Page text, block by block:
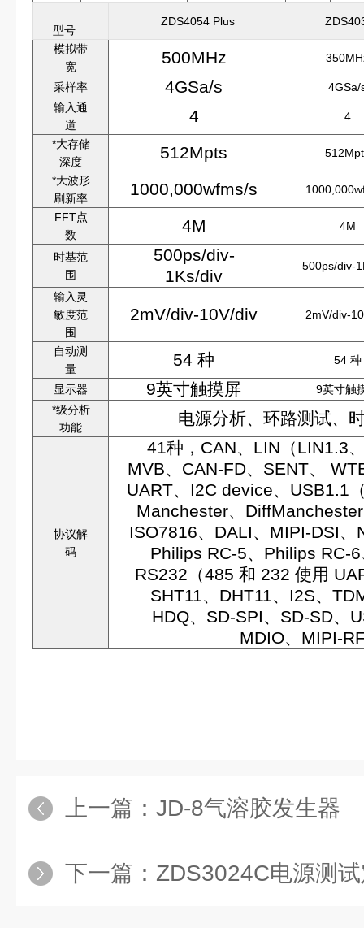
型号
ZDS4054 Plus
模拟带
宽
500MHz
采样率 4GSa/s
4GSa/
输入通
道
4 4
*大存储
深度
512Mpts
*大波形
刷新率
1000,000wfms/s
FFT点
数
4M 4M
时基范
围
500ps/div-
1Ks/div
500ps/div-
输入灵
敏度范
围
2mV/div-10V/div 2mV/div-
自动测
量
54 种 54 种
显示器 9英寸触摸屏
9英寸触
*级分析
功能
电源分析、环路测试、
协议解
码
41种，CAN、LIN（LIN1.3
MVB、CAN-FD、SENT、
UART、I2C device、USB1.1
Manchester、
ISO7816、DALI、MIPI-DSI
Philips RC-5、Philips RC-
RS232（485 和 232 使用
SHT11、DHT11、I2S、
HDQ、SD-SPI、SD-SD、
MDIO、MIPI-
上一篇： JD-8气溶胶发生器
下一篇： ZDS3024C电源测